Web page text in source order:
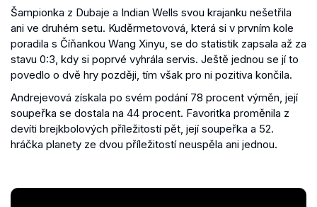
Šampionka z Dubaje a Indian Wells svou krajanku nešetřila
ani ve druhém setu. Kuděrmetovová, která si v prvním kole
poradila s Číňankou Wang Xinyu, se do statistik zapsala až za
stavu 0:3, kdy si poprvé vyhrála servis. Ještě jednou se jí to
povedlo o dvě hry později, tím však pro ni pozitiva končila.
Andrejevová získala po svém podání 78 procent výměn, její
soupeřka se dostala na 44 procent. Favoritka proměnila z
devíti brejkbolových příležitostí pět, její soupeřka a 52.
hráčka planety ze dvou příležitostí neuspěla ani jednou.